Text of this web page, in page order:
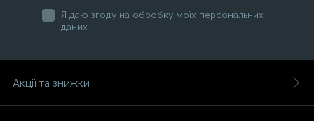
Я даю згоду на обробку моїх персональних
даних
Акції та знижки